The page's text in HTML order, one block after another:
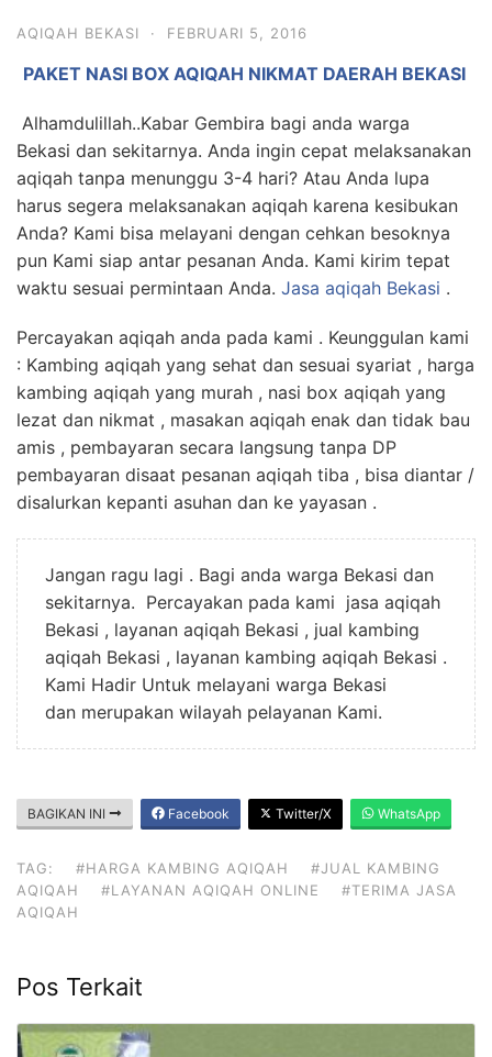
AQIQAH BEKASI · FEBRUARI 5, 2016
PAKET NASI BOX AQIQAH NIKMAT DAERAH BEKASI
Alhamdulillah..Kabar Gembira bagi anda warga
Bekasi dan sekitarnya. Anda ingin cepat melaksanakan
aqiqah tanpa menunggu 3-4 hari? Atau Anda lupa
harus segera melaksanakan aqiqah karena kesibukan
Anda? Kami bisa melayani dengan cehkan besoknya
pun Kami siap antar pesanan Anda. Kami kirim tepat
waktu sesuai permintaan Anda. Jasa aqiqah Bekasi .
Percayakan aqiqah anda pada kami . Keunggulan kami
: Kambing aqiqah yang sehat dan sesuai syariat , harga
kambing aqiqah yang murah , nasi box aqiqah yang
lezat dan nikmat , masakan aqiqah enak dan tidak bau
amis , pembayaran secara langsung tanpa DP
pembayaran disaat pesanan aqiqah tiba , bisa diantar /
disalurkan kepanti asuhan dan ke yayasan .
Jangan ragu lagi . Bagi anda warga Bekasi dan
sekitarnya. Percayakan pada kami jasa aqiqah
Bekasi , layanan aqiqah Bekasi , jual kambing
aqiqah Bekasi , layanan kambing aqiqah Bekasi .
Kami Hadir Untuk melayani warga Bekasi
dan merupakan wilayah pelayanan Kami.
BAGIKAN INI Facebook Twitter/X WhatsApp
TAG: #HARGA KAMBING AQIQAH
#JUAL KAMBING
AQIQAH
#LAYANAN AQIQAH ONLINE
#TERIMA JASA
AQIQAH
Pos Terkait